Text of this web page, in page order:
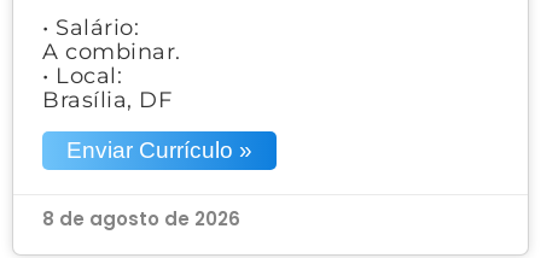
• Salário:
A combinar.
• Local:
Brasília, DF
Enviar Currículo »
8 de agosto de 2026